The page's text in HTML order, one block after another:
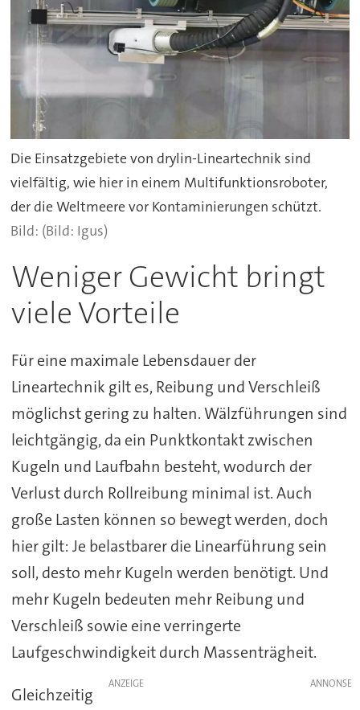
Die Einsatzgebiete von drylin-Lineartechnik sind
vielfältig, wie hier in einem Multifunktionsroboter,
der die Weltmeere vor Kontaminierungen schützt.
(Bild: Igus)
Weniger Gewicht bringt
viele Vorteile
Für eine maximale Lebensdauer der
Lineartechnik gilt es, Reibung und Verschleiß
möglichst gering zu halten. Wälzführungen sind
leichtgängig, da ein Punktkontakt zwischen
Kugeln und Laufbahn besteht, wodurch der
Verlust durch Rollreibung minimal ist. Auch
große Lasten können so bewegt werden, doch
hier gilt: Je belastbarer die Linearführung sein
soll, desto mehr Kugeln werden benötigt. Und
mehr Kugeln bedeuten mehr Reibung und
Verschleiß sowie eine verringerte
Laufgeschwindigkeit durch Massenträgheit.
ANZEIGE
Gleichzeitig